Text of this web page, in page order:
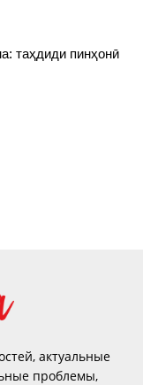
таҳдиди пинҳонӣ
актуальные
проблемы,